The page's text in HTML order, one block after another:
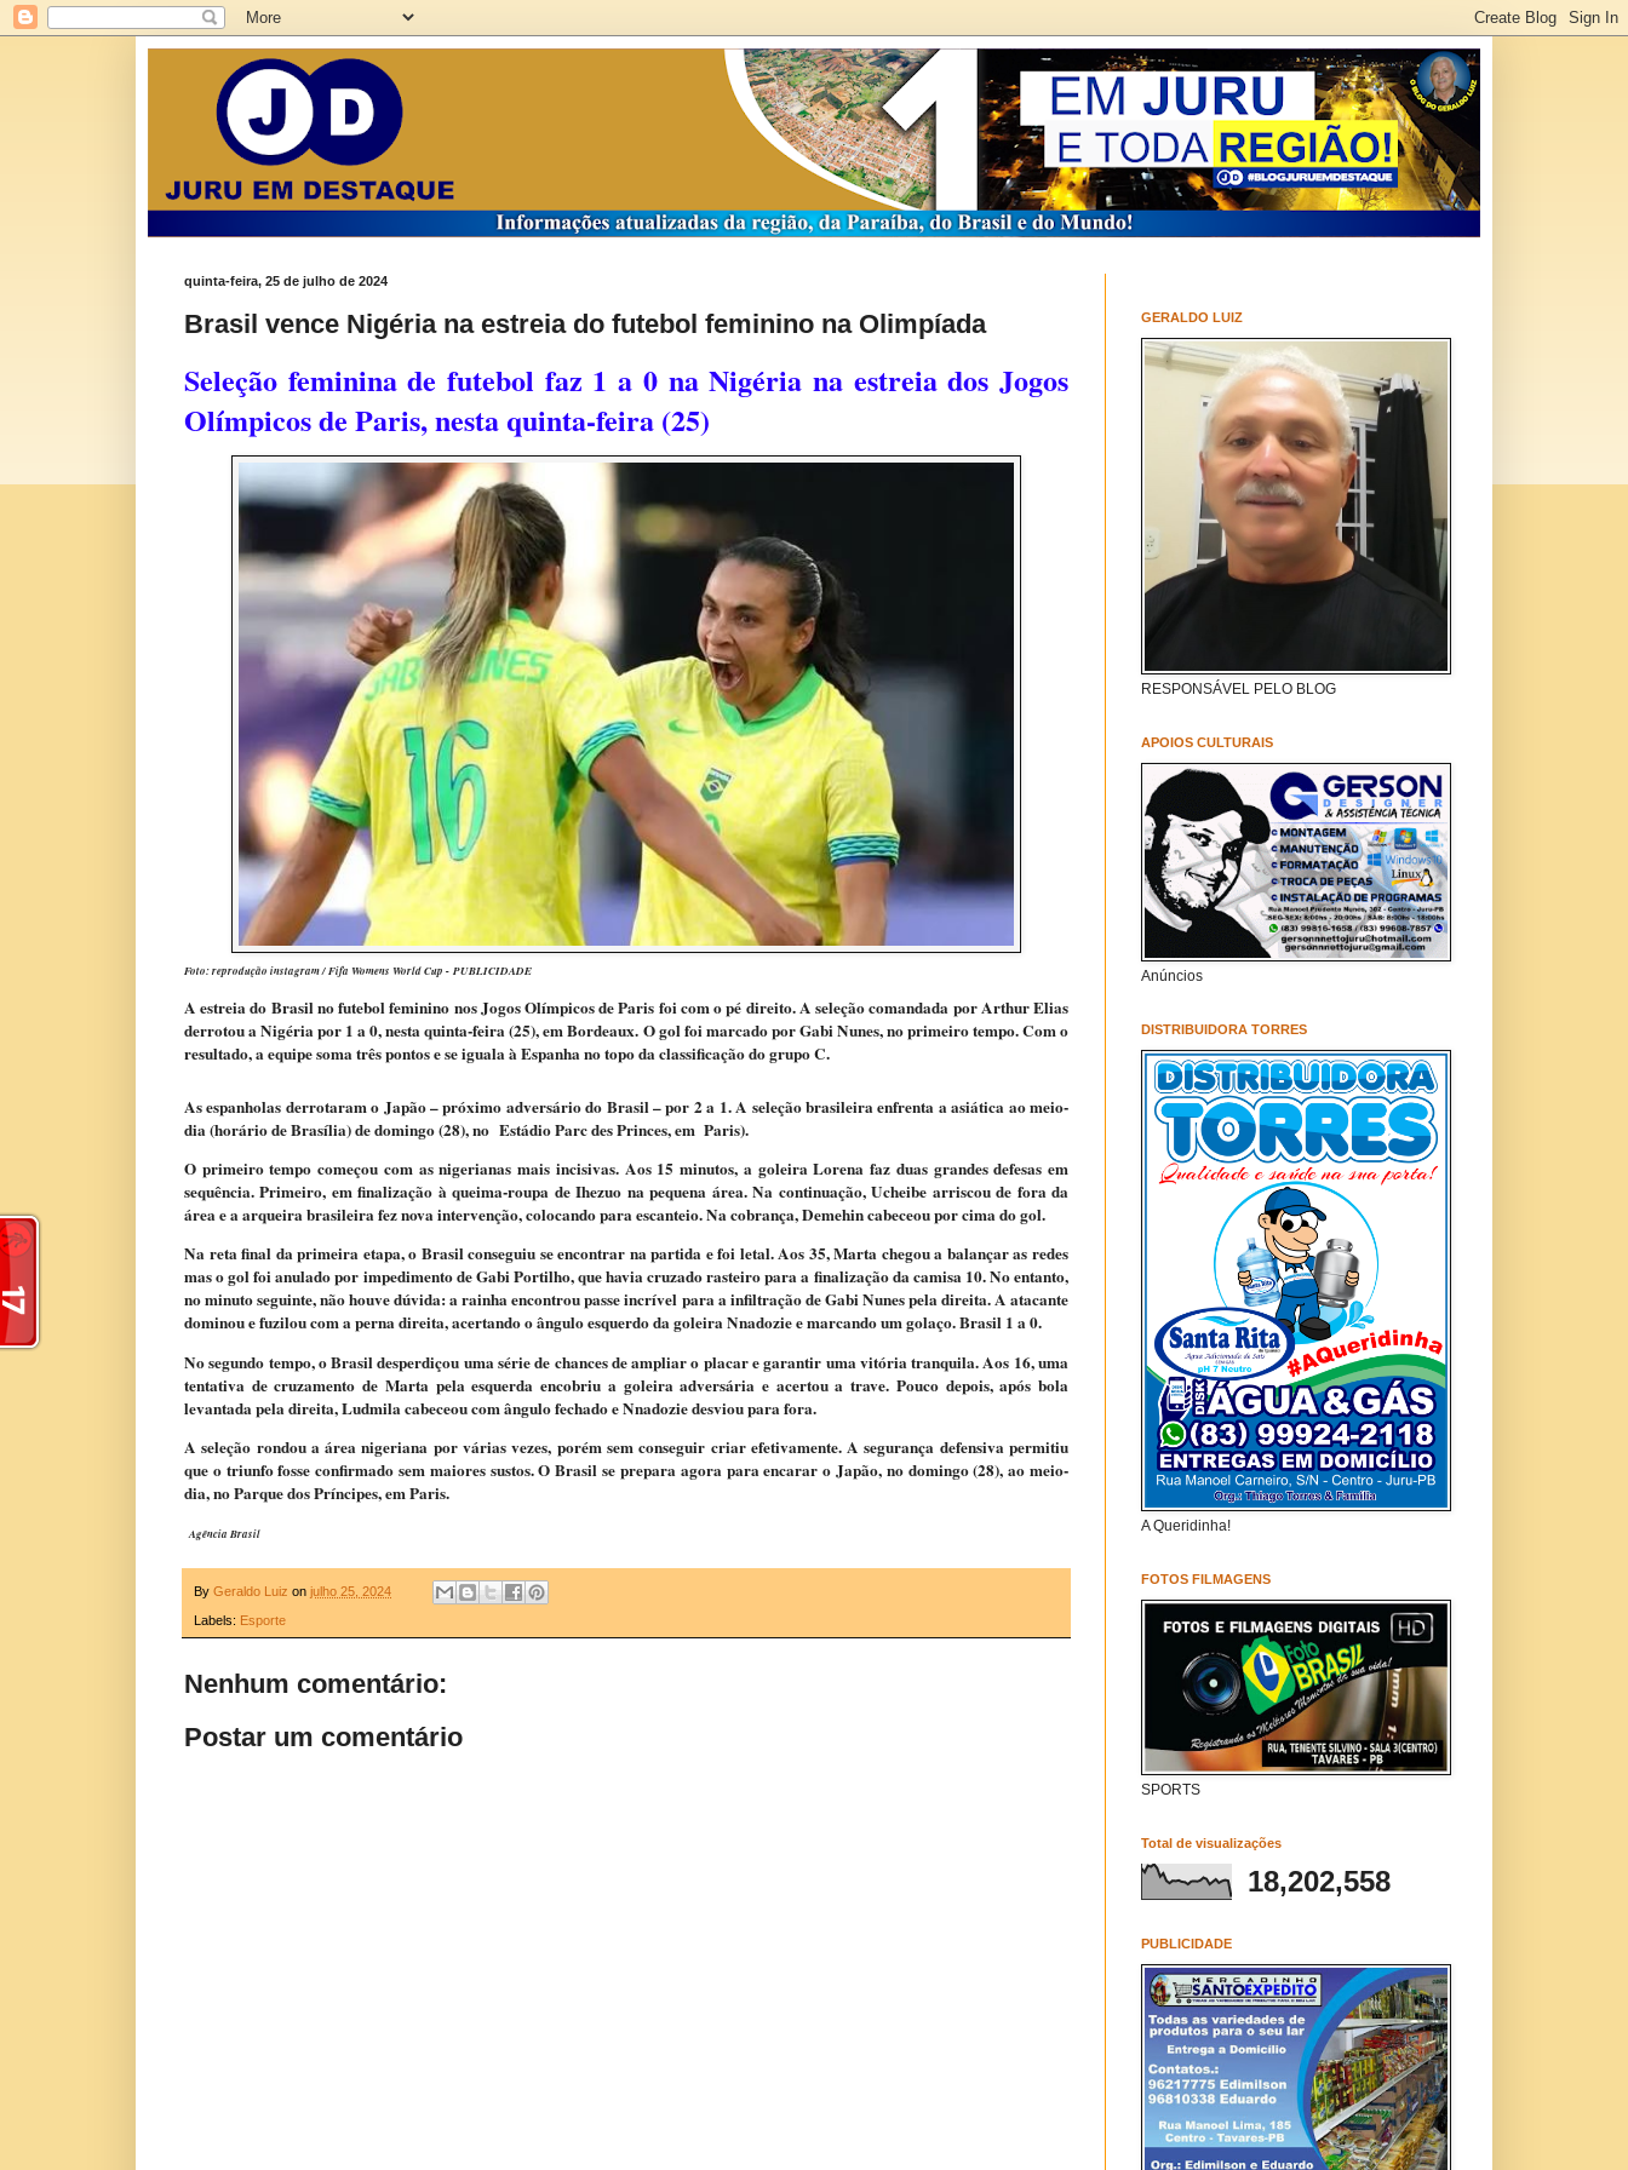
quinta-feira, 25 de julho de 2024
Brasil vence Nigéria na estreia do futebol feminino na Olimpíada
Seleção feminina de futebol faz 1 a 0 na Nigéria na estreia dos Jogos
Olímpicos de Paris, nesta quinta-feira (25)
Foto: reprodução instagram / Fifa Womens World Cup - PUBLICIDADE
A estreia do Brasil no futebol feminino nos Jogos Olímpicos de Paris foi com o pé direito. A seleção comandada por Arthur Elias
derrotou a Nigéria por 1 a 0, nesta quinta-feira (25), em Bordeaux. O gol foi marcado por Gabi Nunes, no primeiro tempo. Com o
resultado, a equipe soma três pontos e se iguala à Espanha no topo da classificação do grupo C.
As espanholas derrotaram o Japão – próximo adversário do Brasil – por 2 a 1. A seleção brasileira enfrenta a asiática ao meio-
dia (horário de Brasília) de domingo (28), no Estádio Parc des Princes, em Paris).
O primeiro tempo começou com as nigerianas mais incisivas. Aos 15 minutos, a goleira Lorena faz duas grandes defesas em
sequência. Primeiro, em finalização à queima-roupa de Ihezuo na pequena área. Na continuação, Ucheibe arriscou de fora da
área e a arqueira brasileira fez nova intervenção, colocando para escanteio. Na cobrança, Demehin cabeceou por cima do gol.
Na reta final da primeira etapa, o Brasil conseguiu se encontrar na partida e foi letal. Aos 35, Marta chegou a balançar as redes
mas o gol foi anulado por impedimento de Gabi Portilho, que havia cruzado rasteiro para a finalização da camisa 10. No entanto,
no minuto seguinte, não houve dúvida: a rainha encontrou passe incrível para a infiltração de Gabi Nunes pela direita. A atacante
dominou e fuzilou com a perna direita, acertando o ângulo esquerdo da goleira Nnadozie e marcando um golaço. Brasil 1 a 0.
No segundo tempo, o Brasil desperdiçou uma série de chances de ampliar o placar e garantir uma vitória tranquila. Aos 16, uma
tentativa de cruzamento de Marta pela esquerda encobriu a goleira adversária e acertou a trave. Pouco depois, após bola
levantada pela direita, Ludmila cabeceou com ângulo fechado e Nnadozie desviou para fora.
A seleção rondou a área nigeriana por várias vezes, porém sem conseguir criar efetivamente. A segurança defensiva permitiu
que o triunfo fosse confirmado sem maiores sustos. O Brasil se prepara agora para encarar o Japão, no domingo (28), ao meio-
dia, no Parque dos Príncipes, em Paris.
Agência Brasil
By Geraldo Luiz on julho 25, 2024
Labels: Esporte
Nenhum comentário:
Postar um comentário
GERALDO LUIZ
RESPONSÁVEL PELO BLOG
APOIOS CULTURAIS
Anúncios
DISTRIBUIDORA TORRES
A Queridinha!
FOTOS FILMAGENS
SPORTS
Total de visualizações
18,202,558
PUBLICIDADE